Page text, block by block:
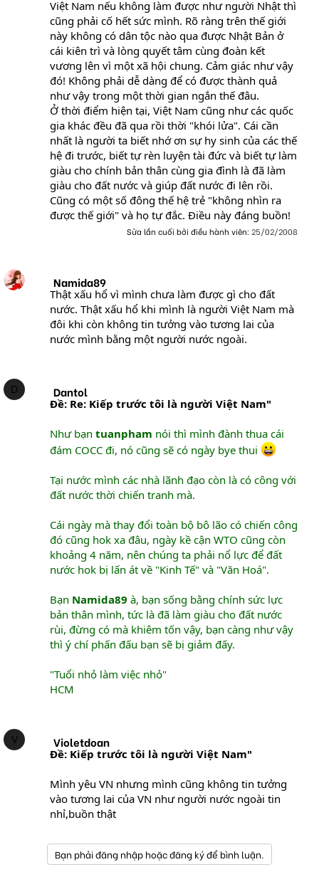
Việt Nam nếu không làm được như người Nhật thì
cũng phải cố hết sức mình. Rõ ràng trên thế giới
này không có dân tộc nào qua được Nhật Bản ở
cái kiên trì và lòng quyết tâm cùng đoàn kết
vương lên vì một xã hội chung. Cảm giác như vậy
đó! Không phải dễ dàng để có được thành quả
như vậy trong một thời gian ngắn thế đâu.
Ở thời điểm hiện tại, Việt Nam cũng như các quốc
gia khác đều đã qua rồi thời "khói lửa". Cái cần
nhất là người ta biết nhớ ơn sự hy sinh của các thế
hệ đi trước, biết tự rèn luyện tài đức và biết tự làm
giàu cho chính bản thân cùng gia đình là đã làm
giàu cho đất nước và giúp đất nước đi lên rồi.
Cũng có một số đông thế hệ trẻ "không nhìn ra
được thế giới" và họ tự đắc. Điều này đáng buồn!
Sửa lần cuối bởi điều hành viên: 25/02/2008
Namida89
Thật xấu hổ vì mình chưa làm được gì cho đất
nước. Thật xấu hổ khi mình là người Việt Nam mà
đôi khi còn không tin tưởng vào tương lai của
nước mình bằng một người nước ngoài.
D Dantol
Ðề: Re: Kiếp trước tôi là người Việt Nam"
Như bạn tuanpham nói thì mình đành thua cái
đám COCC đi, nó cũng sẽ có ngày bye thui
Tại nước mình các nhà lãnh đạo còn là có công với
đất nước thời chiến tranh mà.
Cái ngày mà thay đổi toàn bộ bô lão có chiến công
đó cũng hok xa đâu, ngày kề cận WTO cũng còn
khoảng 4 năm, nên chúng ta phải nổ lực để đất
nước hok bị lấn át về "Kinh Tế" và "Văn Hoá".
Bạn Namida89 à, bạn sống bằng chính sức lực
bản thân mình, tức là đã làm giàu cho đất nước
rùi, đừng có mà khiêm tốn vậy, bạn càng như vậy
thì ý chí phấn đấu bạn sẽ bị giảm đấy.
"Tuổi nhỏ làm việc nhỏ"
HCM
V Violetdoan
Ðề: Kiếp trước tôi là người Việt Nam"
Mình yêu VN nhưng mình cũng không tin tưởng
vào tương lai của VN như người nước ngoài tin
nhỉ,buồn thật
Bạn phải đăng nhập hoặc đăng ký để bình luận.